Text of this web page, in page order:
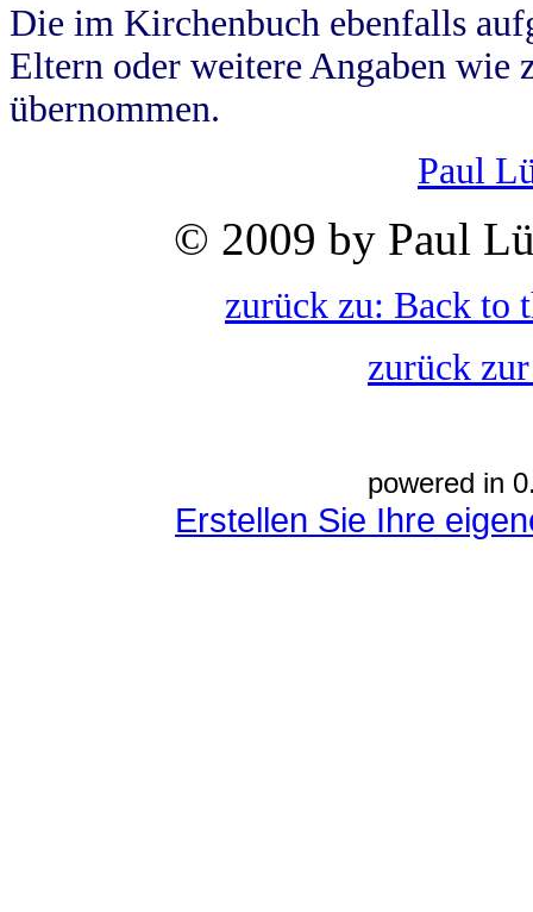
Die im Kirchenbuch ebenfalls
Eltern oder weitere Angaben wie
übernommen.
Paul
© 2009 by Paul
zurück zu: Back to
zurück
powered in
Erstellen Sie Ihre